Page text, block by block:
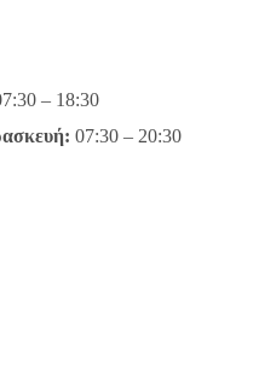
– 18:30
07:30 – 20:30